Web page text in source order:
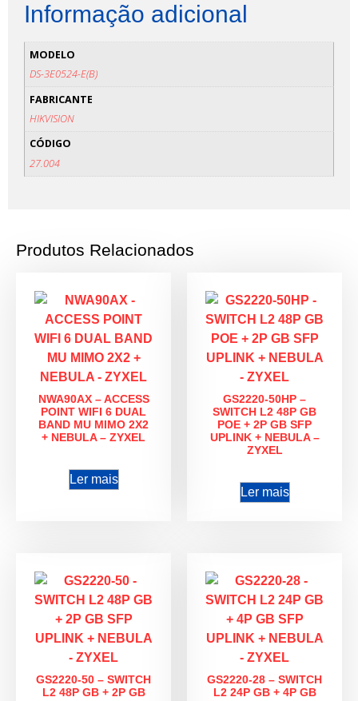
Informação adicional
MODELO
DS-3E0524-E(B)
FABRICANTE
HIKVISION
CÓDIGO
27.004
Produtos Relacionados
NWA90AX – ACCESS
POINT WIFI 6 DUAL
BAND MU MIMO 2X2
+ NEBULA – ZYXEL
Ler mais
GS2220-50HP –
SWITCH L2 48P GB
POE + 2P GB SFP
UPLINK + NEBULA –
ZYXEL
Ler mais
GS2220-50 – SWITCH
L2 48P GB + 2P GB
GS2220-28 – SWITCH
L2 24P GB + 4P GB